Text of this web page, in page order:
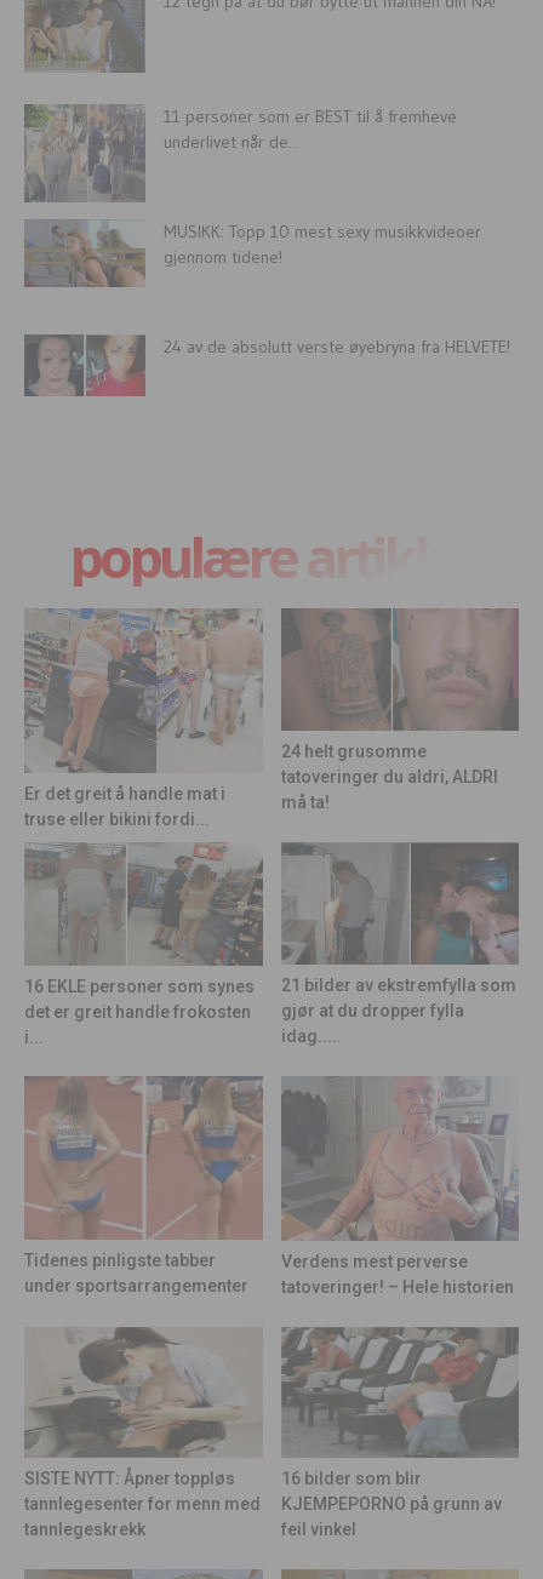
11 personer som er BEST til å fremheve
underlivet når de...
MUSIKK: Topp 10 mest sexy musikkvideoer
gjennom tidene!
24 av de absolutt verste øyebryna fra HELVETE!
populære artikler
Er det greit å handle mat i
truse eller bikini fordi...
24 helt grusomme
tatoveringer du aldri, ALDRI
må ta!
16 EKLE personer som synes
det er greit handle frokosten
i...
21 bilder av ekstremfylla som
gjør at du dropper fylla
idag.....
Tidenes pinligste tabber
under sportsarrangementer
Verdens mest perverse
tatoveringer! – Hele historien
SISTE NYTT: Åpner toppløs
tannlegesenter for menn med
tannlegeskrekk
16 bilder som blir
KJEMPEPORNO på grunn av
feil vinkel